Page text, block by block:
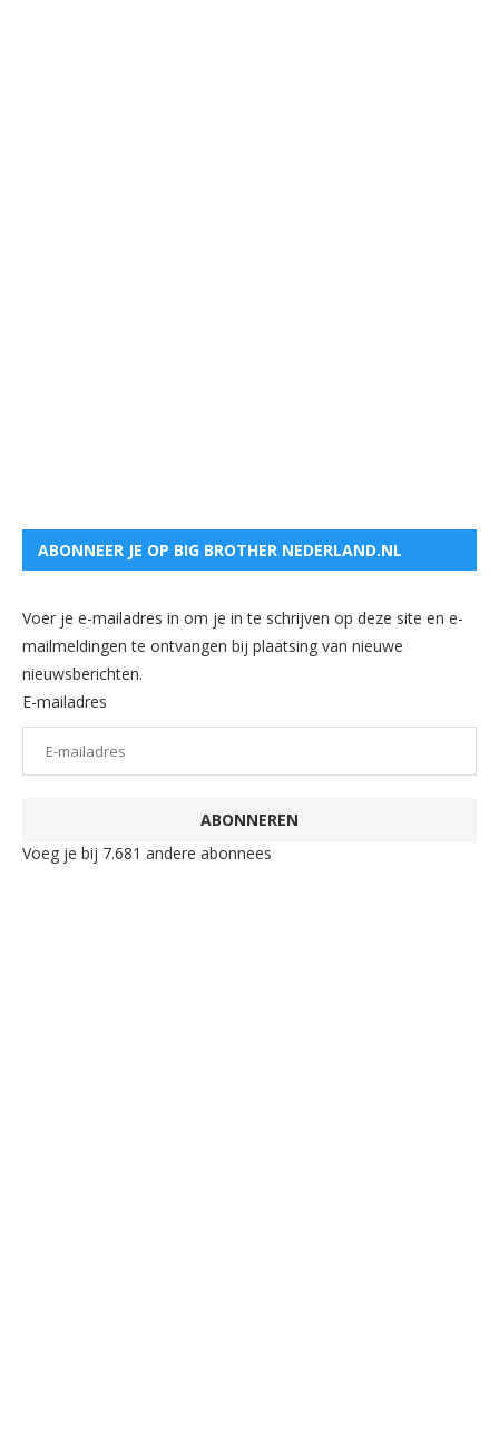
ABONNEER JE OP BIG BROTHER NEDERLAND.NL
Voer je e-mailadres in om je in te schrijven op deze site en e-
mailmeldingen te ontvangen bij plaatsing van nieuwe
nieuwsberichten.
E-mailadres
ABONNEREN
Voeg je bij 7.681 andere abonnees